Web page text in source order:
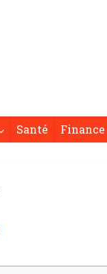
Santé Finance